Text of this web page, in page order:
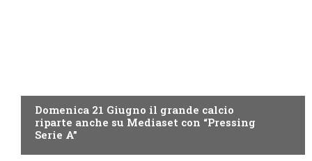
Domenica 21 Giugno il grande calcio
riparte anche su Mediaset con “Pressing
Serie A”